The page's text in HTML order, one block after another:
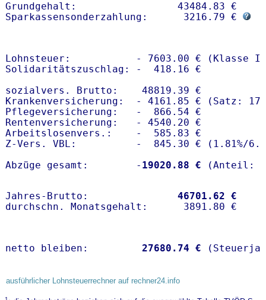
Grundgehalt:                 43484.83 €
Sparkassensonderzahlung:      3216.79 €
Lohnsteuer:           - 7603.00 € (Klasse I)
Solidaritätszuschlag: -  418.16 €
sozialvers. Brutto:    48819.39 €
Krankenversicherung:  - 4161.85 € (Satz:
Pflegeversicherung:   -  866.54 €
Rentenversicherung:   - 4540.20 €
Arbeitslosenvers.:    -  585.83 €
Z-Vers. VBL:          -  845.30 € ( 1.81%/
Abzüge gesamt:        - 19020.88 €
Jahres-Brutto: 46701.62 €
netto bleiben: 27680.74 €
ausführlicher Lohnsteuerrechner auf rechner24.info